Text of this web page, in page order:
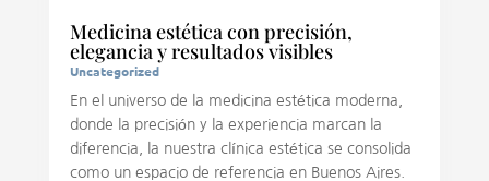
Medicina estética con precisión,
elegancia y resultados visibles
Uncategorized
En el universo de la medicina estética moderna,
donde la precisión y la experiencia marcan la
diferencia, la nuestra clínica estética se consolida
como un espacio de referencia en Buenos Aires.